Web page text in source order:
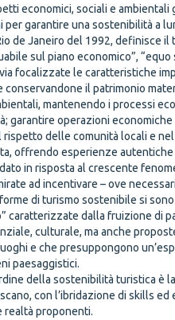
economici, sociali e
garantire una sostenibilità a
de Janeiro del 1992, definisce
sul piano economico”,
focalizzate le caratteristiche
il patrimonio
mantenendo i processi
garantire operazioni
delle comunità locali e
offrendo esperienze
in risposta al crescente
ad incentivare – ove
di turismo sostenibile si
caratterizzate dalla fruizione di
culturale, ma anche
e che presuppongono
paesaggistici.
della sostenibilità turistica è
con l’ibridazione di skills
realtà proponenti.